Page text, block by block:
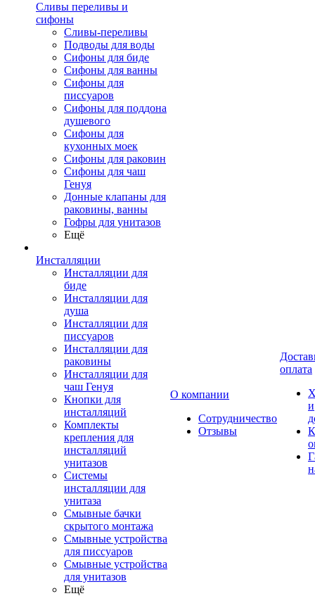
Сливы переливы и
сифоны
Сливы-переливы
Подводы для воды
Сифоны для биде
Сифоны для ванны
Сифоны для
писсуаров
Сифоны для поддона
душевого
Сифоны для
кухонных моек
Сифоны для раковин
Сифоны для чаш
Генуя
Донные клапаны для
раковины, ванны
Гофры для унитазов
Ещё
Инсталляции
Инсталляции для
биде
Инсталляции для
душа
Инсталляции для
писсуаров
Инсталляции для
раковины
Инсталляции для
чаш Генуя
Кнопки для
инсталляций
Комплекты
крепления для
инсталляций
унитазов
Системы
инсталляции для
унитаза
Смывные бачки
скрытого монтажа
Смывные устройства
для писсуаров
Смывные устройства
для унитазов
Ещё
О компании
Сотрудничество
Отзывы
оплата
и